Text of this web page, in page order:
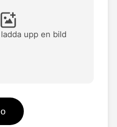
mallar
upp en bild